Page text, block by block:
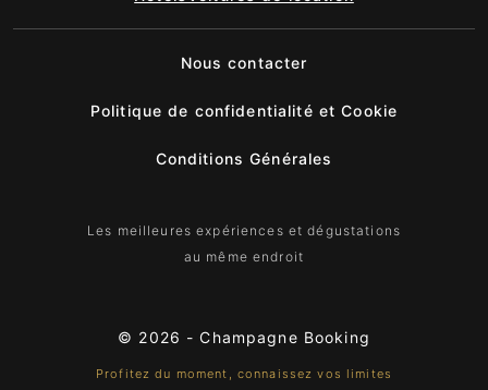
Nous contacter
Politique de confidentialité et Cookie
Conditions Générales
Les meilleures expériences et dégustations
au même endroit
© 2026 -Champagne Booking
Profitez du moment, connaissez vos limites